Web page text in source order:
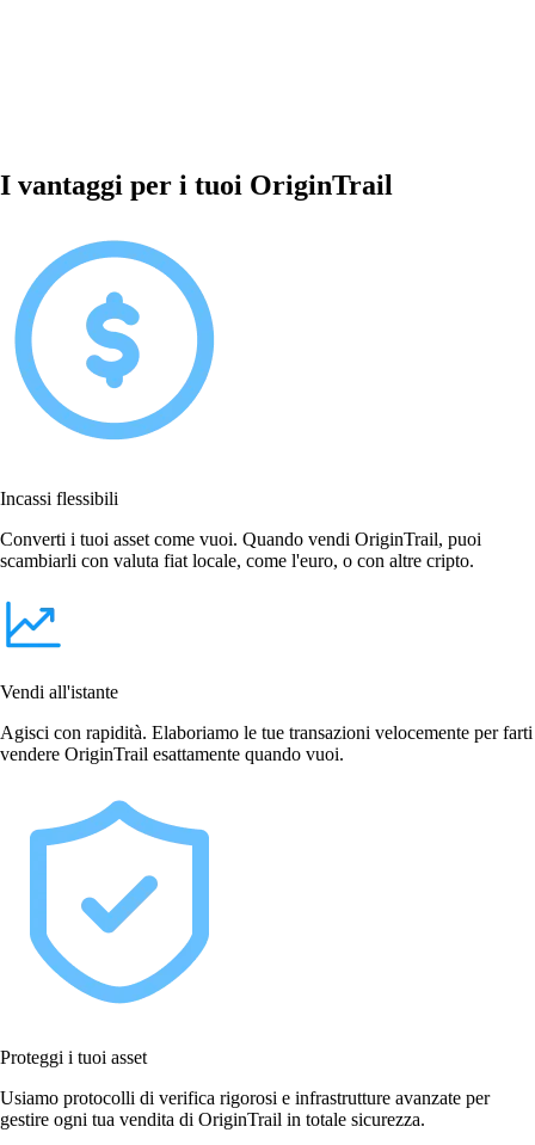
I vantaggi per i tuoi OriginTrail
Incassi flessibili
Converti i tuoi asset come vuoi. Quando vendi OriginTrail, puoi
scambiarli con valuta fiat locale, come l'euro, o con altre cripto.
Vendi all'istante
Agisci con rapidità. Elaboriamo le tue transazioni velocemente per farti
vendere OriginTrail esattamente quando vuoi.
Proteggi i tuoi asset
Usiamo protocolli di verifica rigorosi e infrastrutture avanzate per
gestire ogni tua vendita di OriginTrail in totale sicurezza.